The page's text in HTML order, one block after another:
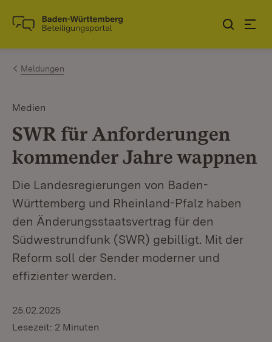
Zum Inhalt springen
Link zur Startseite
Meldungen
Medien
SWR für Anforderungen
kommender Jahre wappnen
Die Landesregierungen von Baden-
Württemberg und Rheinland-Pfalz haben
den Änderungsstaatsvertrag für den
Südwestrundfunk (SWR) gebilligt. Mit der
Reform soll der Sender moderner und
effizienter werden.
25.02.2025
Lesezeit: 2 Minuten